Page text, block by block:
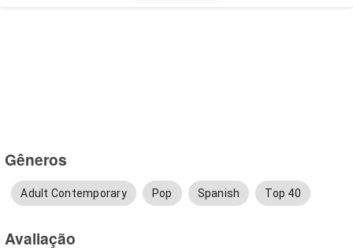
Gêneros
Adult Contemporary Pop Spanish Top 40
Avaliação